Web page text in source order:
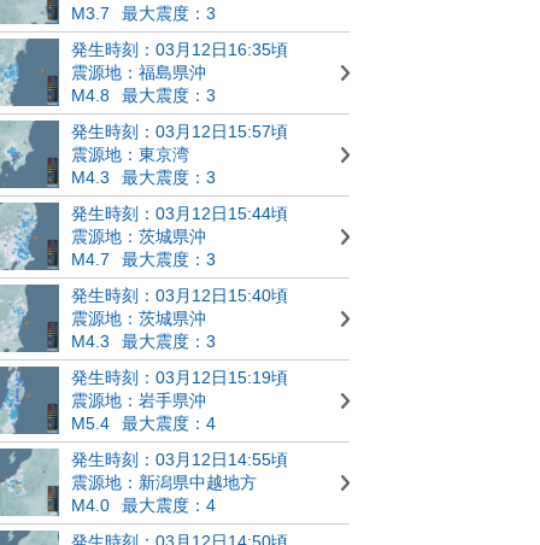
M3.7
最大震度：3
発生時刻：03月12日16:35頃
震源地：福島県沖
M4.8
最大震度：3
発生時刻：03月12日15:57頃
震源地：東京湾
M4.3
最大震度：3
発生時刻：03月12日15:44頃
震源地：茨城県沖
M4.7
最大震度：3
発生時刻：03月12日15:40頃
震源地：茨城県沖
M4.3
最大震度：3
発生時刻：03月12日15:19頃
震源地：岩手県沖
M5.4
最大震度：4
発生時刻：03月12日14:55頃
震源地：新潟県中越地方
M4.0
最大震度：4
発生時刻：03月12日14:50頃